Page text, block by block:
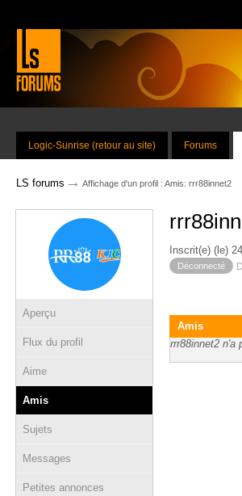
Logic-Sunrise (retour au site) Forums
LS forums → Affichage d'un profil : Amis: rrr88innet2
Aperçu
Flux du profil
Aime
Amis
Sujets
Messages
Petites annonces
Inscrit(e) (le)
Déconnecté
Amis
rrr88innet2 n'a